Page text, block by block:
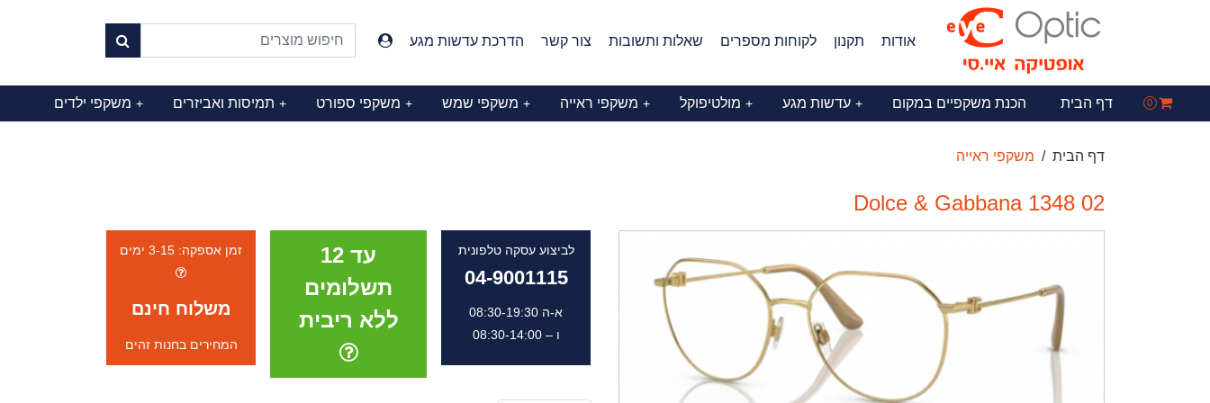
אודות תקנון לקוחות מספרים שאלות ותשובות צור קשר הדרכת עדשות מגע
0 דף הבית הכנת משקפיים במקום עדשות מגע + מולטיפוקל + משקפי ראייה + משקפי שמש + משקפי ספורט + תמיסות ואביזרים + משקפי ילדים +
דף הבית משקפי ראייה
Dolce & Gabbana 1348 02
לביצוע עסקה טלפונית
04-9001115
א-ה 08:30-19:30
ו – 08:30-14:00
עד 12
תשלומים
ללא ריבית
זמן אספקה: 3-15 ימים
משלוח חינם
המחירים בחנות זהים